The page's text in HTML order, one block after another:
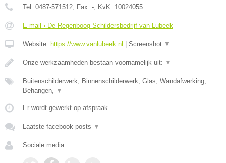
Tel: 0487-571512, Fax: -, KvK: 10024055
E-mail › De Regenboog Schildersbedrijf van Lubeek
Website: https://www.vanlubeek.nl Screenshot ▼
Onze werkzaamheden bestaan voornamelijk uit: ▼
Buitenschilderwerk, Binnenschilderwerk, Glas, Wandafwerking,
Behangen, ▼
Er wordt gewerkt op afspraak.
Laatste facebook posts ▼
Sociale media: